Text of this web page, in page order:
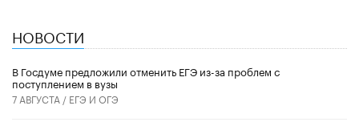
НОВОСТИ
В Госдуме предложили отменить ЕГЭ из-за проблем с
поступлением в вузы
7 АВГУСТА / ЕГЭ И ОГЭ